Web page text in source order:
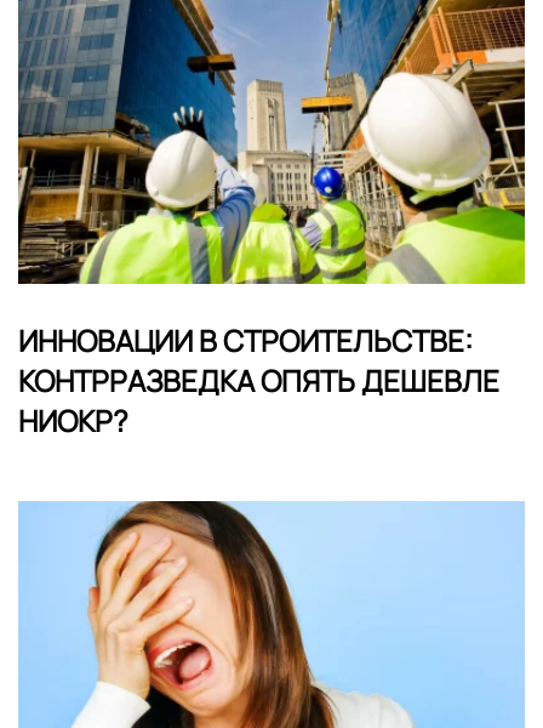
ИННОВАЦИИ В СТРОИТЕЛЬСТВЕ:
КОНТРРАЗВЕДКА ОПЯТЬ ДЕШЕВЛЕ
НИОКР?